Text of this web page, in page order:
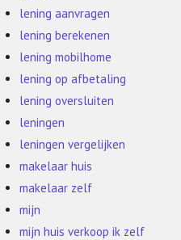
lening aanvragen
lening berekenen
lening mobilhome
lening op afbetaling
lening oversluiten
leningen
leningen vergelijken
makelaar huis
makelaar zelf
mijn
mijn huis verkoop ik zelf